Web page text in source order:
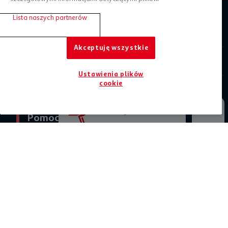
O Auchan
Informacje prawne
Pomoc
Lista naszych partnerów
Akceptuję wszystkie
Ustawienia plików
cookie